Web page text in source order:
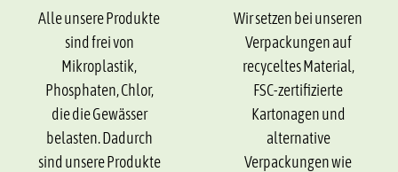
Alle unsere Produkte
sind frei von
Mikroplastik,
Phosphaten, Chlor,
die die Gewässer
belasten. Dadurch
sind unsere Produkte
Wir setzen bei unseren
Verpackungen auf
recyceltes Material,
FSC-zertifizierte
Kartonagen und
alternative
Verpackungen wie